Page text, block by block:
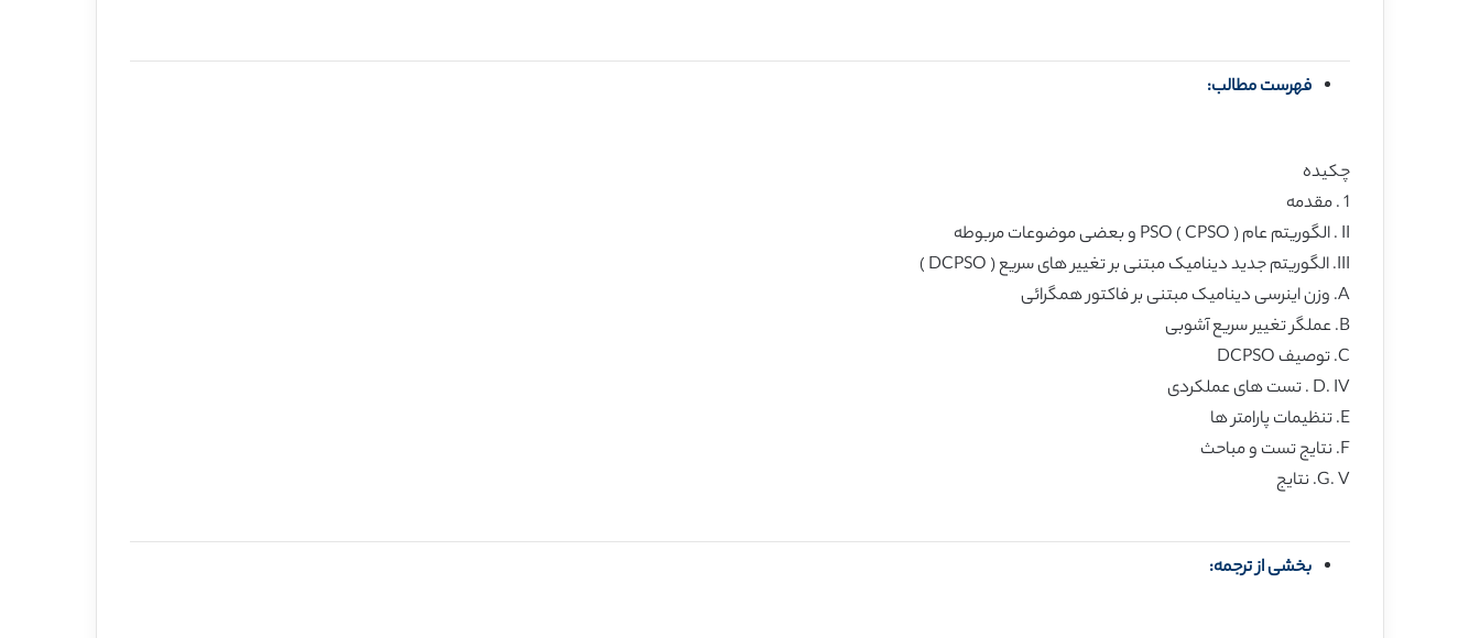
فهرست مطالب:
چکیده
1 . مقدمه
II . الگوریتم عام PSO ( CPSO ) و بعضی موضوعات مربوطه
III. الگوریتم جدید دینامیک مبتنی بر تغییر های سریع ( DCPSO )
A. وزن اینرسی دینامیک مبتنی بر فاکتور همگرائی
B. عملگر تغییر سریع آشوبی
C. توصیف DCPSO
D. IV . تست های عملکردی
E. تنظیمات پارامتر ها
F. نتایج تست و مباحث
G. V. نتایج
بخشی از ترجمه: